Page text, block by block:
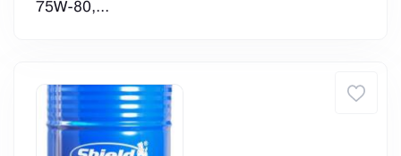
75W-80,...